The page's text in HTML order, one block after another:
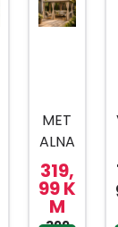
MET
ALNA
TEND
A
GAZE
319,
99 K
M